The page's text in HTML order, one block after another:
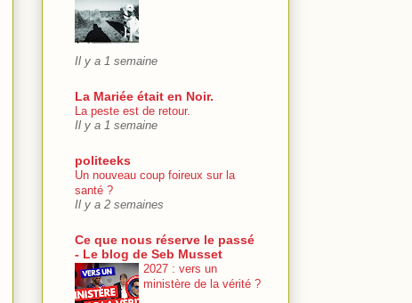
Il y a 1 semaine
La Mariée était en Noir.
La peste est de retour.
Il y a 1 semaine
politeeks
Un nouveau coup foireux sur la
santé ?
Il y a 2 semaines
Ce que nous réserve le passé
- Le blog de Seb Musset
2027 : vers un
ministère de la vérité ?